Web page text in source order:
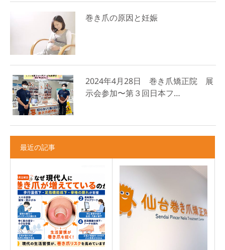
巻き爪の原因と妊娠
2024年4月28日 巻き爪矯正院 展
示会参加〜第３回日本フ…
最近の記事